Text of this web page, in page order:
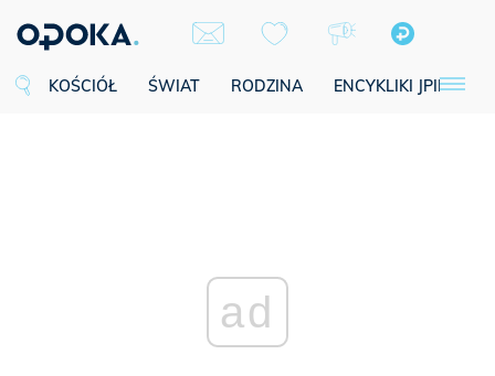
KOŚCIÓŁ ŚWIAT RODZINA ENCYKLIKI JPII
ad